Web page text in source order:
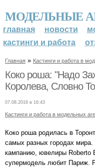
МОДЕЛЬНЫЕ
главная новости
кастинги и работа
Главная » Кастинги и работа в
Коко роша: "Надо
Королева, Словно
07.08.2016 в 16:43
Кастинги и работа в модельных
Коко роша родилась в
самых разных городах
кампанию, ювелиры Roberto
супермодель любит Париж.